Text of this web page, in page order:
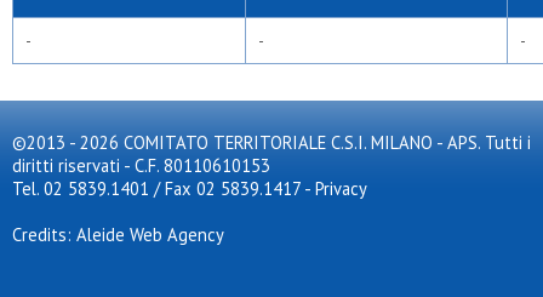
- - -
©2013 - 2026 COMITATO TERRITORIALE C.S.I. MILANO - APS. Tutti i
diritti riservati - C.F. 80110610153
Tel. 02 5839.1401 / Fax 02 5839.1417 - Privacy
Credits: Aleide Web Agency